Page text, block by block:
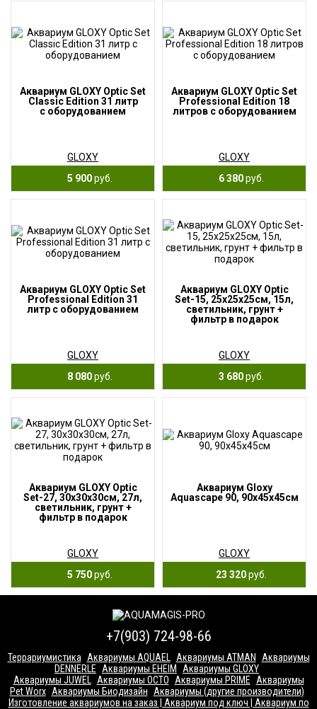
Аквариум GLOXY Optic Set
Classic Edition 31 литр
с оборудованием
GLOXY
5 900руб.
Аквариум GLOXY Optic Set
Professional Edition 18
литров с оборудованием
GLOXY
6 380руб.
Аквариум GLOXY Optic Set
Professional Edition 31
литр с оборудованием
GLOXY
8 080руб.
Аквариум GLOXY Optic
Set-15, 25х25х25см, 15л,
светильник, грунт +
фильтр в подарок
GLOXY
3 680руб.
Аквариум GLOXY Optic
Set-27, 30х30х30см, 27л,
светильник, грунт +
фильтр в подарок
GLOXY
5 750руб.
Аквариум Gloxy
Aquascape 90, 90х45х45см
GLOXY
23 320руб.
+7(903) 724-98-66
Террариумистика Аквариумы AQUAEL Аквариумы ATMAN
Аквариумы
DENNERLE
Аквариумы EHEIM
Аквариумы GLOXY
Аквариумы JUWEL
Аквариумы OCTO Аквариумы PRIME
Аквариумы
Pet Worx Аквариумы Биодизайн
Аквариумы (другие производители)
Изготовление аквариумов на заказ | Аквариум под ключ | Аквариум по